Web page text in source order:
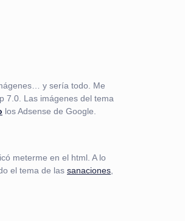
y sería todo. Me
7.0. Las imágenes del tema
los Adsense de Google.
meterme en el html. A lo
el tema de las sanaciones